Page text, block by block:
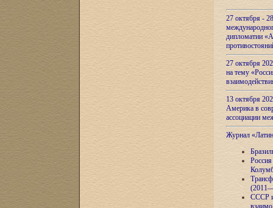
27 октября -
дипломатии
27 октября
на тему
13 октября
Америка в
ассоциации
Журнал
СССР и